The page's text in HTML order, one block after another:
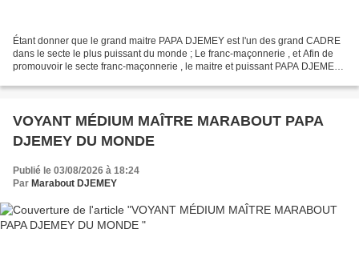
Étant donner que le grand maitre PAPA DJEMEY est l'un des grand CADRE
dans le secte le plus puissant du monde ; Le franc-maçonnerie , et Afin de
promouvoir le secte franc-maçonnerie , le maitre et puissant PAPA DJEMEY
VOYANT MÉDIUM MAÎTRE MARABOUT PAPA
DJEMEY DU MONDE
Publié le 03/08/2026 à 18:24
Par Marabout DJEMEY